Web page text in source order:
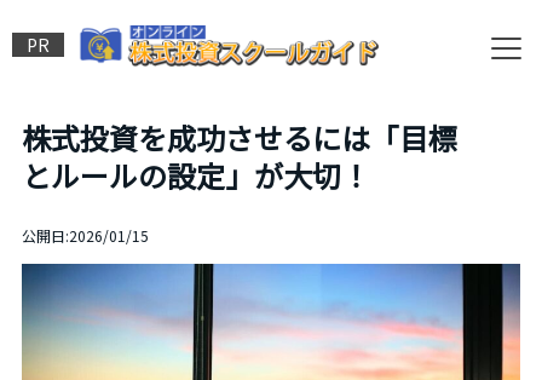
PR
株式投資を成功させるには「目標
とルールの設定」が大切！
公開日:2026/01/15